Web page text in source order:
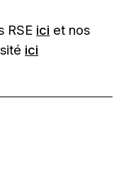
RSE ici et nos
ici